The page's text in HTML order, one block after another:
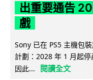
出重要通告
戲
Sony 已在 PS5 主機包
計劃：2028 年 1 月起
因此...
閱讀全文